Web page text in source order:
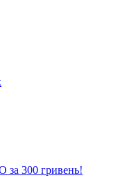
300 гривень!